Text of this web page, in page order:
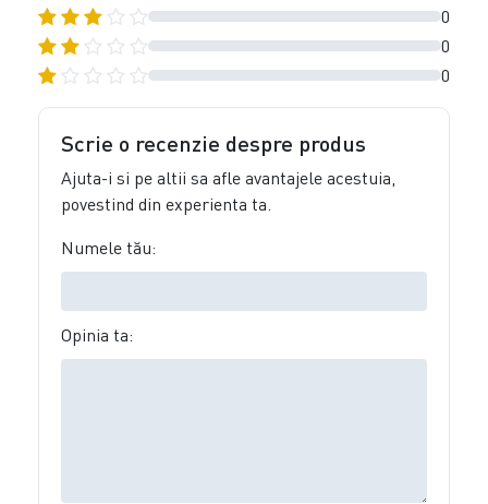
0
0
0
Scrie o recenzie despre produs
Ajuta-i si pe altii sa afle avantajele acestuia,
povestind din experienta ta.
Numele tău:
Opinia ta: